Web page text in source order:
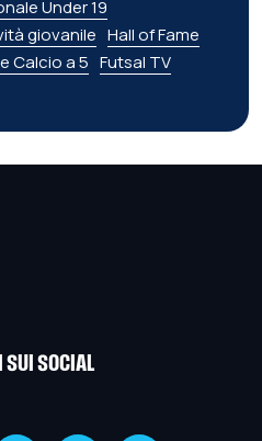
Under 19
giovanile Hall of Fame
Calcio a 5 Futsal TV
SUI SOCIAL